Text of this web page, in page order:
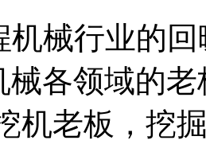
械行业的回
械各领域的
机老板，挖